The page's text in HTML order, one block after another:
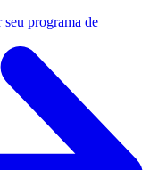
programa de